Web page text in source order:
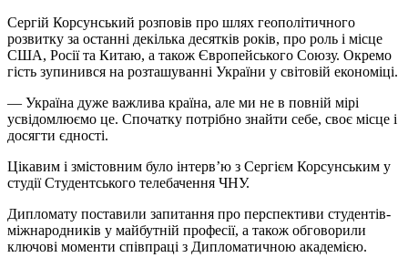
Сергій Корсунський розповів про шлях геополітичного
розвитку за останні декілька десятків років, про роль і місце
США, Росії та Китаю, а також Європейського Союзу. Окремо
гість зупинився на розташуванні України у світовій економіці.
— Україна дуже важлива країна, але ми не в повній мірі
усвідомлюємо це. Спочатку потрібно знайти себе, своє місце і
досягти єдності.
Цікавим і змістовним було інтерв’ю з Сергієм Корсунським у
студії Студентського телебачення ЧНУ.
Дипломату поставили запитання про перспективи студентів-
міжнародників у майбутній професії, а також обговорили
ключові моменти співпраці з Дипломатичною академією.